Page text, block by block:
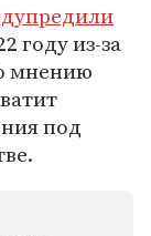
году из-за
мнению
под